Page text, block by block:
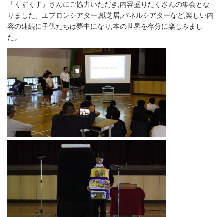
「くすくす」さんにご協力いただき,内容盛りだくさんの集会とな
りました。エプロンシアター,紙芝居,パネルシアターなど,楽しい内
容の連続に子供たちは夢中になり,本の世界を存分に楽しみまし
た。